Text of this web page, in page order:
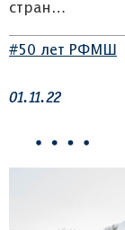
стран…
#50 лет РФМШ
01.11.22